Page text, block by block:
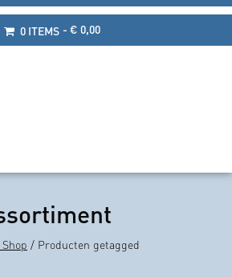
0 ITEMS € 0,00
/ Producten getagged